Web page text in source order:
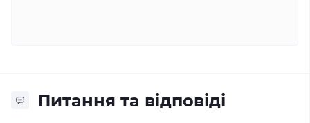
Питання та відповіді